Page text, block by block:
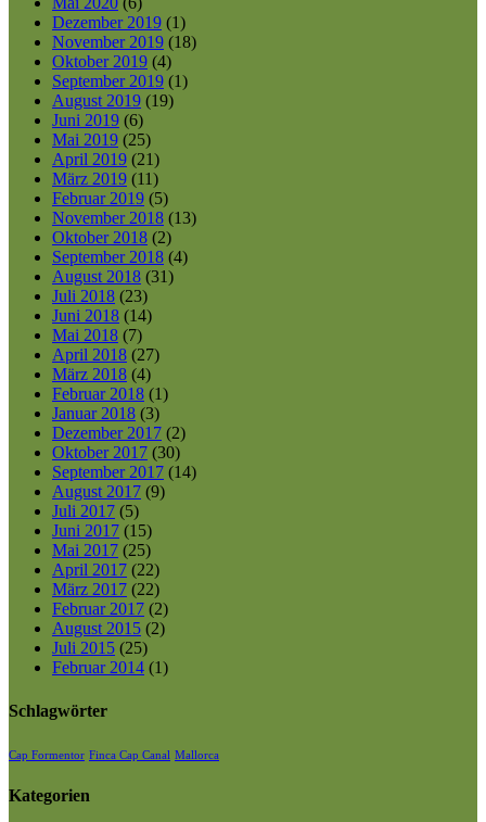
Dezember 2019 (1)
November 2019 (18)
Oktober 2019 (4)
September 2019 (1)
August 2019 (19)
Juni 2019 (6)
Mai 2019 (25)
April 2019 (21)
März 2019 (11)
Februar 2019 (5)
November 2018 (13)
Oktober 2018 (2)
September 2018 (4)
August 2018 (31)
Juli 2018 (23)
Juni 2018 (14)
Mai 2018 (7)
April 2018 (27)
März 2018 (4)
Februar 2018 (1)
Januar 2018 (3)
Dezember 2017 (2)
Oktober 2017 (30)
September 2017 (14)
August 2017 (9)
Juli 2017 (5)
Juni 2017 (15)
Mai 2017 (25)
April 2017 (22)
März 2017 (22)
Februar 2017 (2)
August 2015 (2)
Juli 2015 (25)
Februar 2014 (1)
Schlagwörter
Cap Formentor Finca Cap Canal Mallorca
Kategorien